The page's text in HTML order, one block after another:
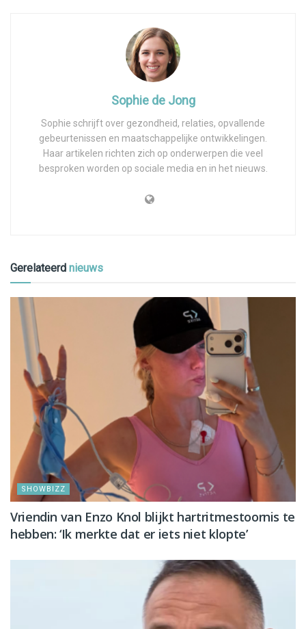
Sophie de Jong
Sophie schrijft over gezondheid, relaties, opvallende
gebeurtenissen en maatschappelijke ontwikkelingen.
Haar artikelen richten zich op onderwerpen die veel
besproken worden op sociale media en in het nieuws.
Gerelateerd nieuws
SHOWBIZZ
Vriendin van Enzo Knol blijkt hartritmestoornis te
hebben: ‘Ik merkte dat er iets niet klopte’